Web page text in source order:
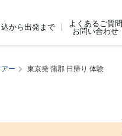
から出発まで
よくあるご質問
お問い合わせ
ー 東京発 蒲郡 日帰り 体験